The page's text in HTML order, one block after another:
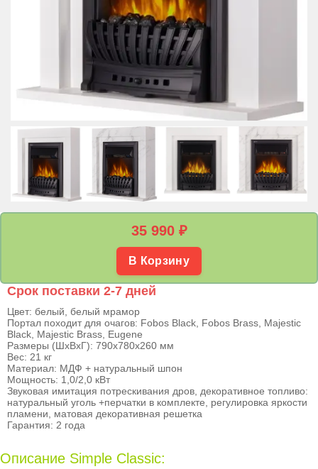
35 990 ₽
В Корзину
Срок поставки 2-7 дней
Цвет: белый, белый мрамор
Портал походит для очагов: Fobos Black, Fobos Brass, Majestic
Black, Majestic Brass, Eugene
Размеры (ШхВхГ): 790х780х260 мм
Вес: 21 кг
Материал: МДФ + натуральный шпон
Мощность: 1,0/2,0 кВт
Звуковая имитация потрескивания дров, декоративное топливо:
натуральный уголь +перчатки в комплекте, регулировка яркости
пламени, матовая декоративная решетка
Гарантия: 2 года
Описание Simple Classic: